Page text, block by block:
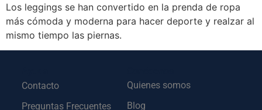
Los leggings se han convertido en la prenda de ropa
más cómoda y moderna para hacer deporte y realzar al
mismo tiempo las piernas.
Contacto
Preguntas Frecuentes
Quienes somos
Blog